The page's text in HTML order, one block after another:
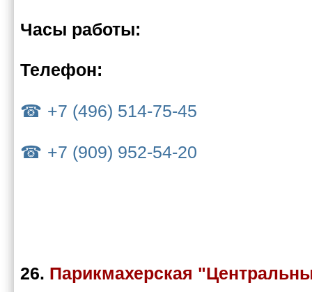
Часы работы:
Телефон:
+7 (496) 514-75-45
+7 (909) 952-54-20
26. Парикмахерская